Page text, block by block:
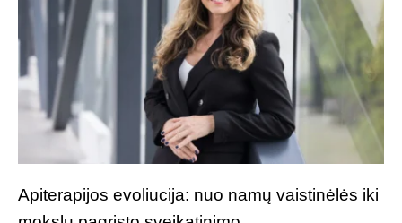
Apiterapijos evoliucija: nuo namų vaistinėlės iki